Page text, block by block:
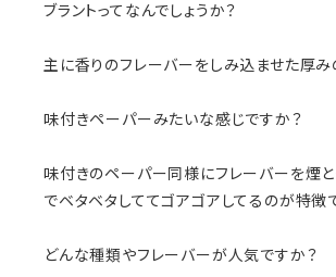
ブラントってなんでしょうか？
主に香りのフレーバーをしみ込ませた厚
味付きペーパーみたいな感じですか？
味付きのペーパー同様にフレーバーを煙
でベタベタしててゴアゴアしてるのが特徴
どんな種類やフレーバーが人気ですか？